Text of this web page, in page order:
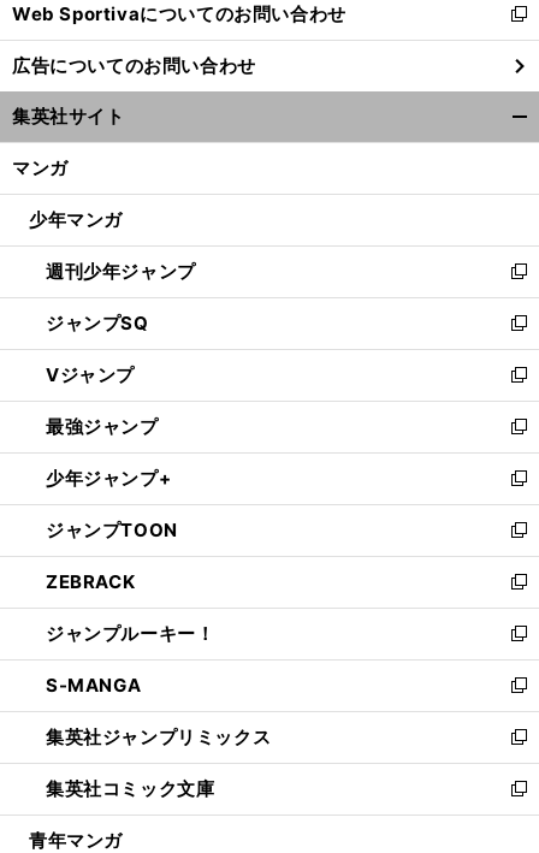
く
Web Sportivaについてのお問い合わせ
新
し
い
ウ
ィ
ン
ウ
開
く
広告についてのお問い合わせ
集英社サイト
マンガ
少年マンガ
週刊少年ジャンプ
新
し
い
ウ
ィ
ン
ド
ウ
で
開
く
ジャンプSQ
新
し
い
ウ
ィ
ン
ド
ウ
で
開
く
Vジャンプ
新
し
い
ウ
ィ
ン
ド
ウ
で
開
く
最強ジャンプ
新
し
い
ウ
ィ
ン
ド
ウ
で
開
く
少年ジャンプ+
新
し
い
ウ
ィ
ン
ド
ウ
で
開
く
ジャンプTOON
新
し
い
ウ
ィ
ン
ド
ウ
で
開
く
ZEBRACK
新
し
い
ウ
ィ
ン
ド
ウ
で
開
ジャンプルーキー！
新
し
い
ウ
ィ
ン
ド
ウ
S-MANGA
新
し
い
ウ
ィ
ン
集英社ジャンプリミックス
新
し
い
ウ
集英社コミック文庫
新
し
青年マンガ